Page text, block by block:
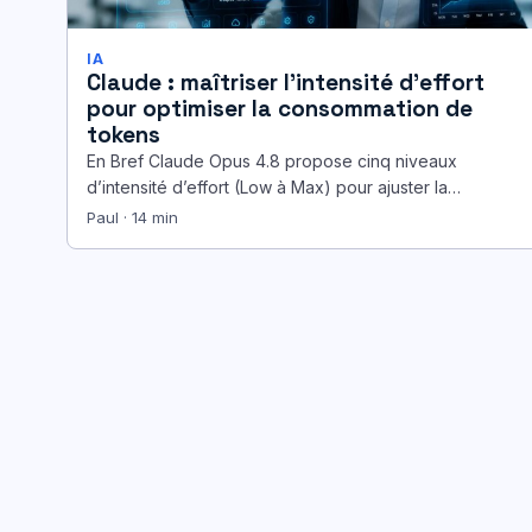
IA
Claude : maîtriser l’intensité d’effort
pour optimiser la consommation de
tokens
En Bref Claude Opus 4.8 propose cinq niveaux
d’intensité d’effort (Low à Max) pour ajuster la
profondeur de raisonnement et…
Paul · 14 min